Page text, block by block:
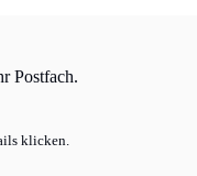
Postfach.
klicken.